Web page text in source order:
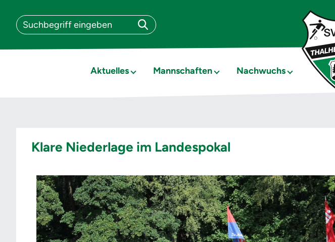
Aktuelles Mannschaften Nachwuchs
Klare Niederlage im Landespokal